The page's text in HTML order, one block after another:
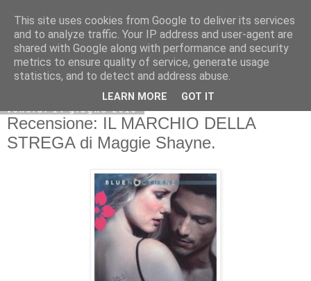
venerdì 14 giugno 2013
Recensione: IL MARCHIO DELLA
STREGA di Maggie Shayne.
This site uses cookies from Google to deliver its services
and to analyze traffic. Your IP address and user-agent are
shared with Google along with performance and security
metrics to ensure quality of service, generate usage
statistics, and to detect and address abuse.
LEARN MORE GOT IT